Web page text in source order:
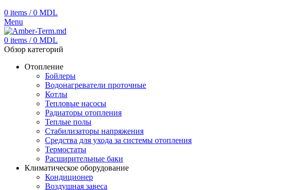
0 items / 0 MDL
Menu
0 items / 0 MDL
Обзор категорий
Отопление
Бойлеры
Водонагреватели проточные
Котлы
Тепловые насосы
Радиаторы отопления
Теплые полы
Стабилизаторы напряжения
Средства для ухода за системы отопления
Термостаты
Расширительные баки
Климатическое оборудование
Кондиционер
Воздушная завеса